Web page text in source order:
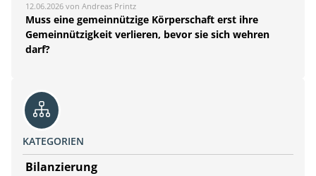
12.06.2026 von Andreas Printz
Muss eine gemeinnützige Körperschaft erst ihre
Gemeinnützigkeit verlieren, bevor sie sich wehren
darf?
KATEGORIEN
Bilanzierung